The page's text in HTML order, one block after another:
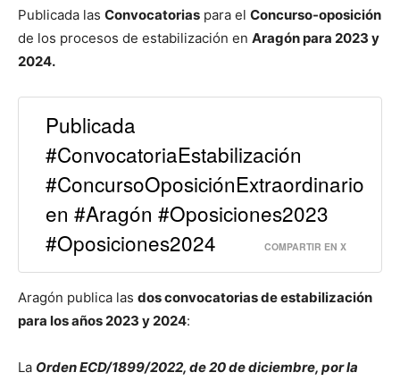
Publicada las Convocatorias para el Concurso-oposición
de los procesos de estabilización en Aragón para 2023 y
2024.
Publicada
#ConvocatoriaEstabilización
#ConcursoOposiciónExtraordinario
en #Aragón #Oposiciones2023
#Oposiciones2024
COMPARTIR EN X
Aragón publica las dos convocatorias de estabilización
para los años 2023 y 2024:
La Orden ECD/1899/2022, de 20 de diciembre, por la